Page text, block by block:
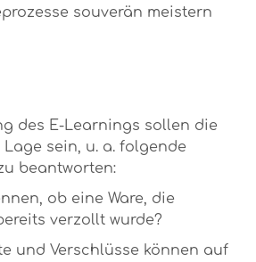
souverän meistern
des E-Learnings sollen die
sein, u. a. folgende
beantworten:
ob eine Ware, die
verzollt wurde?
und Verschlüsse können auf